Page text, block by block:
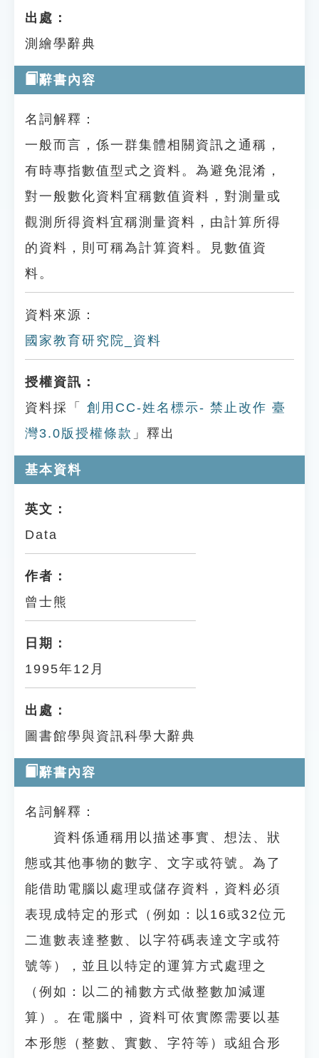
出處：
測繪學辭典
辭書內容
名詞解釋：
一般而言，係一群集體相關資訊之通稱，
有時專指數值型式之資料。為避免混淆，
對一般數化資料宜稱數值資料，對測量或
觀測所得資料宜稱測量資料，由計算所得
的資料，則可稱為計算資料。見數值資
料。
資料來源：
國家教育研究院_資料
授權資訊：
資料採「
創用CC-姓名標示- 禁止改作 臺
灣3.0版授權條款 」釋出
基本資料
英文：
Data
作者：
曾士熊
日期：
1995年12月
出處：
圖書館學與資訊科學大辭典
辭書內容
名詞解釋：
資料係通稱用以描述事實、想法、狀
態或其他事物的數字、文字或符號。為了
能借助電腦以處理或儲存資料，資料必須
表現成特定的形式（例如：以16或32位元
二進數表達整數、以字符碼表達文字或符
號等），並且以特定的運算方式處理之
（例如：以二的補數方式做整數加減運
算）。在電腦中，資料可依實際需要以基
本形態（整數、實數、字符等）或組合形